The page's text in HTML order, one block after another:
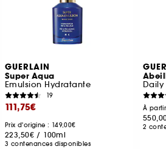
GUERLAIN
Super Aqua
Emulsion Hydratante
19
111,75€
Prix d'origine : 149,00€
223,50€ / 100ml
3 contenances disponibles
Daily
À
2